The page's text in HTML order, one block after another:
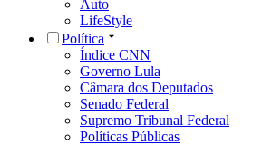
Auto
LifeStyle
Política
Índice CNN
Governo Lula
Câmara dos Deputados
Senado Federal
Supremo Tribunal Federal
Políticas Públicas